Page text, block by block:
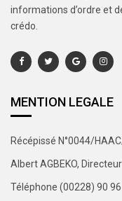
informations d’ordre et
crédo.
MENTION LEGALE
Récépissé N°0044/
Albert AGBEKO,
Téléphone (00228) 90